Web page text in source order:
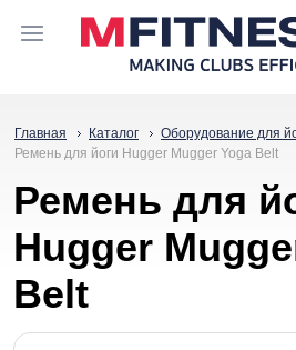
Главная Каталог Оборудование для
Ремень для йоги Hugger Mugger Yoga Belt
Ремень для
Hugger
Belt